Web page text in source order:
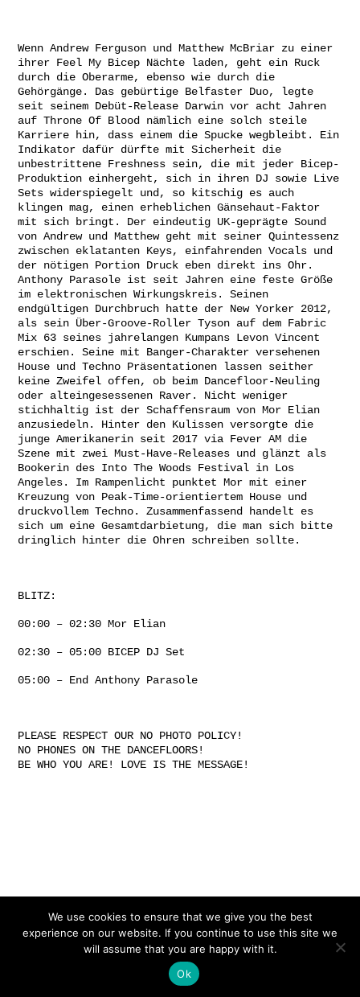
Wenn Andrew Ferguson und Matthew McBriar zu einer
ihrer Feel My Bicep Nächte laden, geht ein Ruck
durch die Oberarme, ebenso wie durch die
Gehörgänge. Das gebürtige Belfaster Duo, legte
seit seinem Debüt-Release Darwin vor acht Jahren
auf Throne Of Blood nämlich eine solch steile
Karriere hin, dass einem die Spucke wegbleibt. Ein
Indikator dafür dürfte mit Sicherheit die
unbestrittene Freshness sein, die mit jeder Bicep-
Produktion einhergeht, sich in ihren DJ sowie Live
Sets widerspiegelt und, so kitschig es auch
klingen mag, einen erheblichen Gänsehaut-Faktor
mit sich bringt. Der eindeutig UK-geprägte Sound
von Andrew und Matthew geht mit seiner Quintessenz
zwischen eklatanten Keys, einfahrenden Vocals und
der nötigen Portion Druck eben direkt ins Ohr.
Anthony Parasole ist seit Jahren eine feste Größe
im elektronischen Wirkungskreis. Seinen
endgültigen Durchbruch hatte der New Yorker 2012,
als sein Über-Groove-Roller Tyson auf dem Fabric
Mix 63 seines jahrelangen Kumpans Levon Vincent
erschien. Seine mit Banger-Charakter versehenen
House und Techno Präsentationen lassen seither
keine Zweifel offen, ob beim Dancefloor-Neuling
oder alteingesessenen Raver. Nicht weniger
stichhaltig ist der Schaffensraum von Mor Elian
anzusiedeln. Hinter den Kulissen versorgte die
junge Amerikanerin seit 2017 via Fever AM die
Szene mit zwei Must-Have-Releases und glänzt als
Bookerin des Into The Woods Festival in Los
Angeles. Im Rampenlicht punktet Mor mit einer
Kreuzung von Peak-Time-orientiertem House und
druckvollem Techno. Zusammenfassend handelt es
sich um eine Gesamtdarbietung, die man sich bitte
dringlich hinter die Ohren schreiben sollte.
BLITZ:
00:00 – 02:30 Mor Elian
02:30 – 05:00 BICEP DJ Set
05:00 – End Anthony Parasole
PLEASE RESPECT OUR NO PHOTO POLICY!
NO PHONES ON THE DANCEFLOORS!
BE WHO YOU ARE! LOVE IS THE MESSAGE!
We use cookies to ensure that we give you the best
experience on our website. If you continue to use this site we
will assume that you are happy with it.
Ok